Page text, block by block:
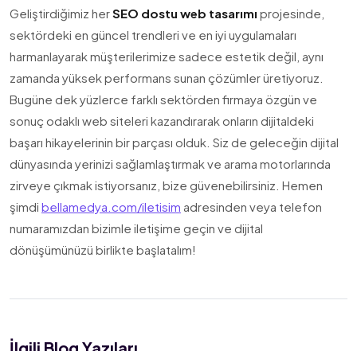
Geliştirdiğimiz herSEO dostu web tasarımı projesinde,
sektördeki en güncel trendleri ve en iyi uygulamaları
harmanlayarak müşterilerimize sadece estetik değil, aynı
zamanda yüksek performans sunan çözümler üretiyoruz.
Bugüne dek yüzlerce farklı sektörden firmaya özgün ve
sonuç odaklı web siteleri kazandırarak onların dijitaldeki
başarı hikayelerinin bir parçası olduk. Siz de geleceğin dijital
dünyasında yerinizi sağlamlaştırmak ve arama motorlarında
zirveye çıkmak istiyorsanız, bize güvenebilirsiniz. Hemen
şimdi bellamedya.com/iletisim adresinden veya telefon
numaramızdan bizimle iletişime geçin ve dijital
dönüşümünüzü birlikte başlatalım!